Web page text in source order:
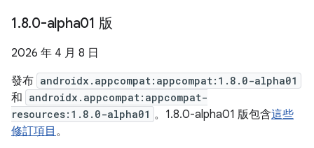
1.8.0-alpha01 版
2026 年 4 月 8 日
發布 androidx.appcompat:appcompat:1.8.0-alpha01
和 androidx.appcompat:appcompat-
resources:1.8.0-alpha01 。1.8.0-alpha01 版包含這些
修訂項目 。